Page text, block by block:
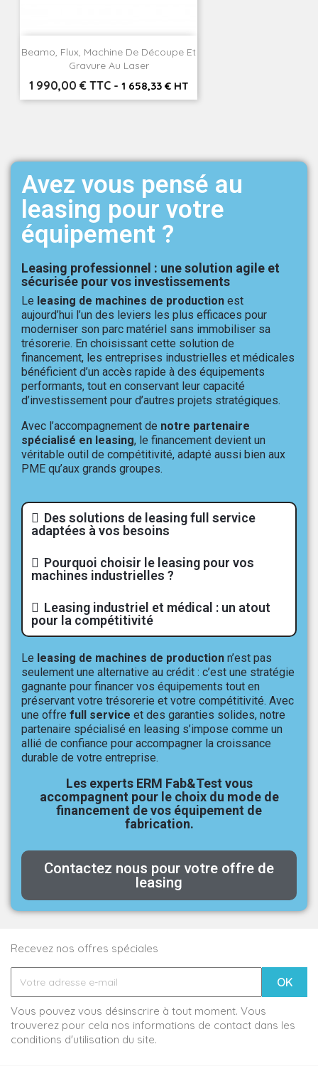
Beamo, Flux, Machine De Découpe Et
Gravure Au Laser
Prix
1 990,00 € TTC - 1 658,33 € HT
Avez vous pensé au
leasing pour votre
équipement ?
Leasing professionnel : une solution agile et
sécurisée pour vos investissements
Le leasing de machines de production est
aujourd’hui l’un des leviers les plus efficaces pour
moderniser son parc matériel sans immobiliser sa
trésorerie. En choisissant cette solution de
financement, les entreprises industrielles et médicales
bénéficient d’un accès rapide à des équipements
performants, tout en conservant leur capacité
d’investissement pour d’autres projets stratégiques.
Avec l’accompagnement de notre partenaire
spécialisé en leasing, le financement devient un
véritable outil de compétitivité, adapté aussi bien aux
PME qu’aux grands groupes.
Des solutions de leasing full service
adaptées à vos besoins
Pourquoi choisir le leasing pour vos
machines industrielles ?
Leasing industriel et médical : un atout
pour la compétitivité
Le leasing de machines de production n’est pas
seulement une alternative au crédit : c’est une stratégie
gagnante pour financer vos équipements tout en
préservant votre trésorerie et votre compétitivité. Avec
une offre full service et des garanties solides, notre
partenaire spécialisé en leasing s’impose comme un
allié de confiance pour accompagner la croissance
durable de votre entreprise.
Les experts ERM Fab&Test vous
accompagnent pour le choix du mode de
financement de vos équipement de
fabrication.
Contactez nous pour votre offre de
leasing
Recevez nos offres spéciales
Vous pouvez vous désinscrire à tout moment. Vous
trouverez pour cela nos informations de contact dans les
conditions d'utilisation du site.